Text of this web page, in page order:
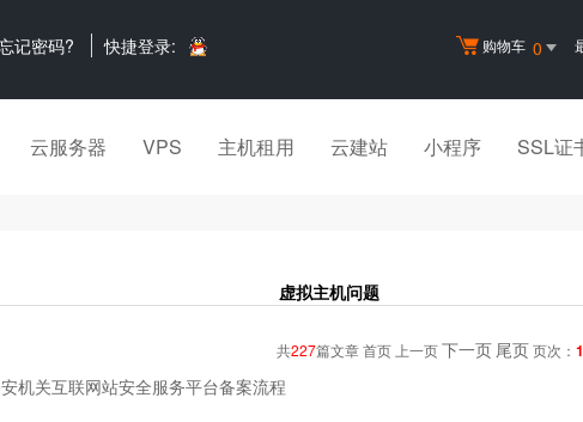
购物车 0
记密码? 快捷登录:
云服务器 VPS 主机租用 云建站 小程序 SSL证
虚拟主机问题
共227篇文章 首页 上一页下一页 尾页页次： 1
机关互联网站安全服务平台备案流程